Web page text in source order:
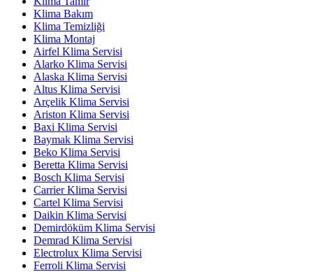
Klima Bakım
Klima Temizliği
Klima Montaj
Airfel Klima Servisi
Alarko Klima Servisi
Alaska Klima Servisi
Altus Klima Servisi
Arçelik Klima Servisi
Ariston Klima Servisi
Baxi Klima Servisi
Baymak Klima Servisi
Beko Klima Servisi
Beretta Klima Servisi
Bosch Klima Servisi
Carrier Klima Servisi
Cartel Klima Servisi
Daikin Klima Servisi
Demirdöküm Klima Servisi
Demrad Klima Servisi
Electrolux Klima Servisi
Ferroli Klima Servisi